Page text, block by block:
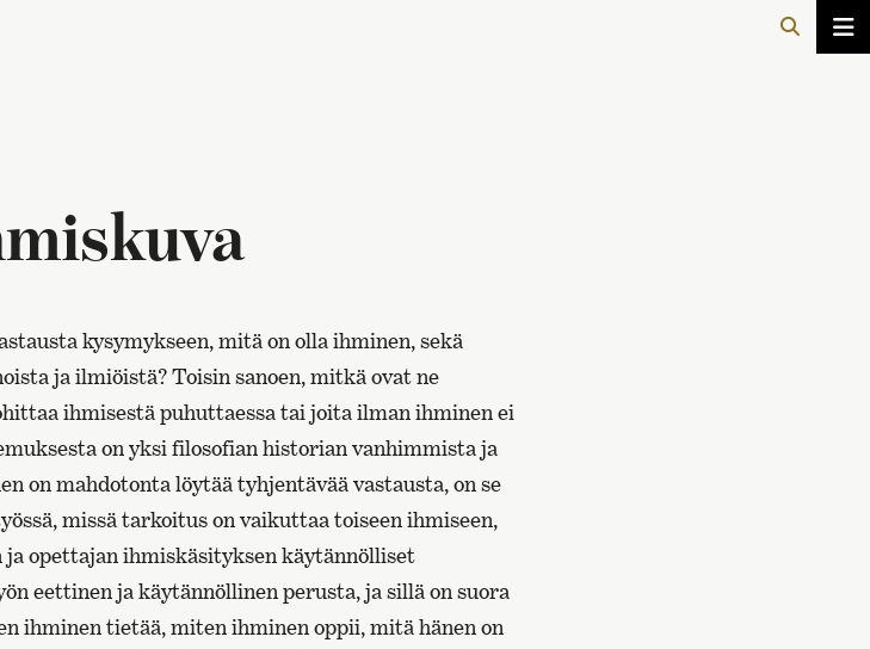
kysymykseen, mitä on olla ihminen, sekä
ja ilmiöistä? Toisin sanoen, mitkä ovat ne
ihmisestä puhuttaessa tai joita ilman ihminen ei
on yksi filosofian historian vanhimmista ja
on mahdotonta löytää tyhjentävää vastausta, on se
missä tarkoitus on vaikuttaa toiseen ihmiseen,
ja opettajan ihmiskäsityksen käytännölliset
eettinen ja käytännöllinen perusta, ja sillä on suora
ihminen tietää, miten ihminen oppii, mitä hänen on